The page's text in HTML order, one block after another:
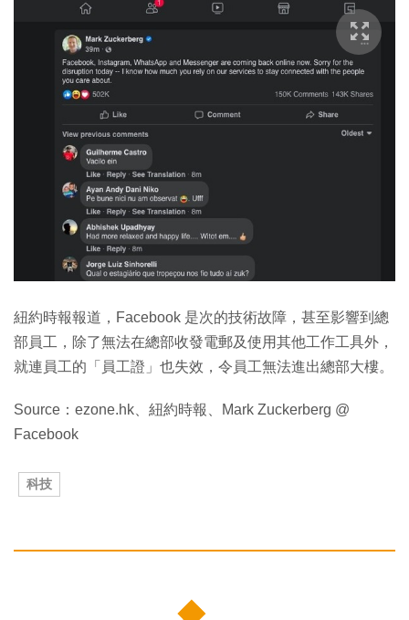
紐約時報報道，Facebook 是次的技術故障，甚至影響到總
部員工，除了無法在總部收發電郵及使用其他工作工具外，
就連員工的「員工證」也失效，令員工無法進出總部大樓。
Source：ezone.hk、紐約時報、Mark Zuckerberg @
Facebook
科技